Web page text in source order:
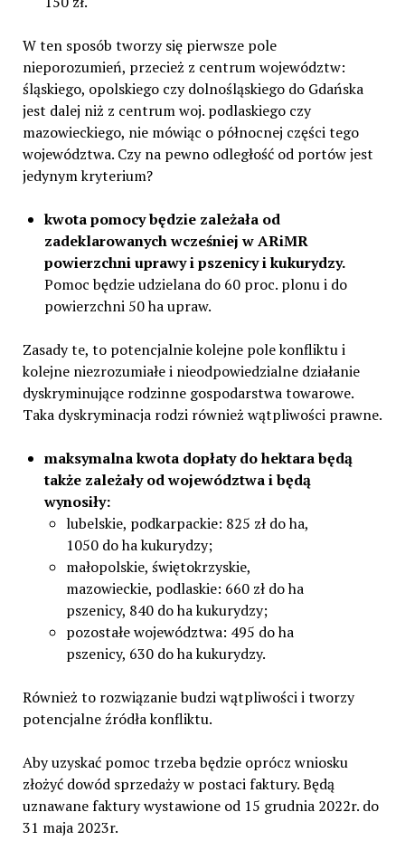
W ten sposób tworzy się pierwsze pole
nieporozumień, przecież z centrum województw:
śląskiego, opolskiego czy dolnośląskiego do Gdańska
jest dalej niż z centrum woj. podlaskiego czy
mazowieckiego, nie mówiąc o północnej części tego
województwa. Czy na pewno odległość od portów jest
jedynym kryterium?
kwota pomocy będzie zależała od
zadeklarowanych wcześniej w ARiMR
powierzchni uprawy i pszenicy i kukurydzy.
Pomoc będzie udzielana do 60 proc. plonu i do
powierzchni 50 ha upraw.
Zasady te, to potencjalnie kolejne pole konfliktu i
kolejne niezrozumiałe i nieodpowiedzialne działanie
dyskryminujące rodzinne gospodarstwa towarowe.
Taka dyskryminacja rodzi również wątpliwości prawne.
maksymalna kwota dopłaty do hektara będą
także zależały od województwa i będą
wynosiły:
lubelskie, podkarpackie: 825 zł do ha,
1050 do ha kukurydzy;
małopolskie, świętokrzyskie,
mazowieckie, podlaskie: 660 zł do ha
pszenicy, 840 do ha kukurydzy;
pozostałe województwa: 495 do ha
pszenicy, 630 do ha kukurydzy.
Również to rozwiązanie budzi wątpliwości i tworzy
potencjalne źródła konfliktu.
Aby uzyskać pomoc trzeba będzie oprócz wniosku
złożyć dowód sprzedaży w postaci faktury. Będą
uznawane faktury wystawione od 15 grudnia 2022r. do
31 maja 2023r.